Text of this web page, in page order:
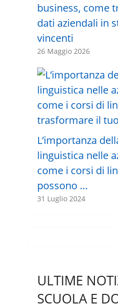
business, come
dati aziendali in
vincenti
26 Maggio 2026
L’importanza
linguistica nelle
come i corsi di
possono …
31 Luglio 2024
ULTIME
SCUOLA E